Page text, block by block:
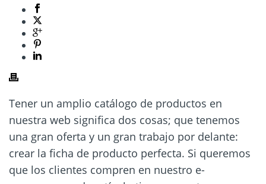
Tener un amplio catálogo de productos en
nuestra web significa dos cosas; que tenemos
una gran oferta y un gran trabajo por delante:
crear la ficha de producto perfecta. Si queremos
que los clientes compren en nuestro e-